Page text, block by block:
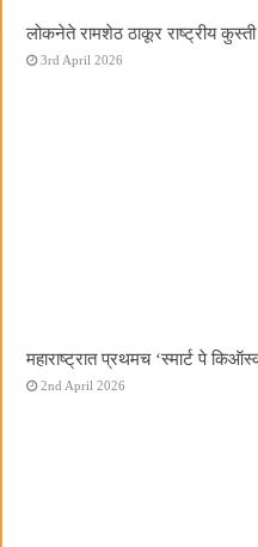
लोकनेते रामशेठ ठाकूर राष्ट्रीय
3rd April 2026
महाराष्ट्रात प्रथमच ‌‘स्मार्ट पे
2nd April 2026